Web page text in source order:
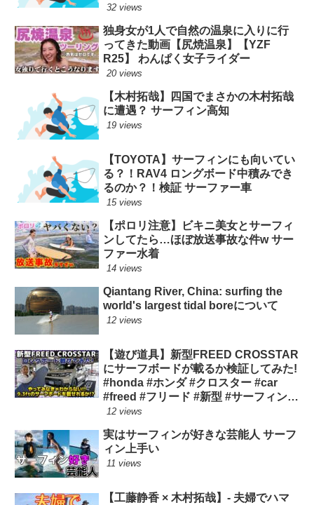
32 views
独身女が1人で自然の温泉に入りに行
ってきた動画【尻焼温泉】【YZF
R25】 わんぱく女子ライダー
20 views
【木村拓哉】四国でまさかの木村拓哉
に遭遇？ サーフィン高知
19 views
【TOYOTA】サーフィンにも向いてい
る？！RAV4 ロングボード中積みでき
るのか？！検証 サーファー車
15 views
【ポロリ注意】ビキニ美女とサーフィ
ンしてたら…ほぼ放送事故な件w サー
ファー水着
14 views
Qiantang River, China: surfing the
world's largest tidal boreについて
12 views
【遊び道具】新型FREED CROSSTAR
にサーフボードが載るか検証してみた!
#honda #ホンダ #クロスター #car
#freed #フリード #新型 #サーフィン
ロングボード
12 views
実はサーフィンが好きな芸能人 サーフ
ィン上手い
11 views
【工藤静香 × 木村拓哉】- 夫婦でハマ